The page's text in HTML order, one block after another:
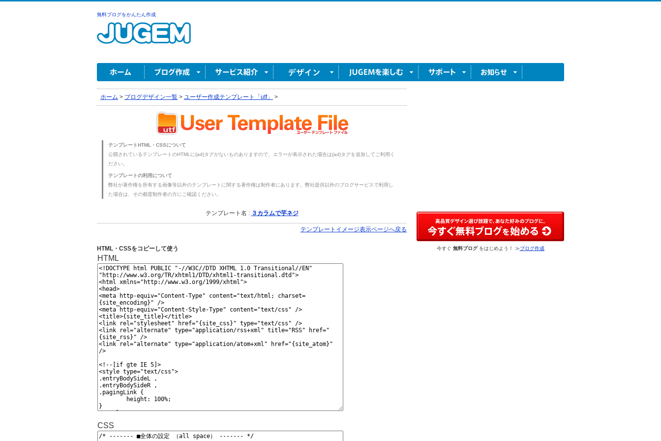
無料ブログをかんたん作成
ホーム > ブログデザイン一覧 > ユーザー作成テンプレート「utf」 >
テンプレートHTML・CSSについて
公開されているテンプレートのHTMLに{ad}タグがないものありますので、エラーが表示された場合は{ad}タグを追加してご利用く
ださい。
テンプレートの利用について
弊社が著作権を所有する画像等以外のテンプレートに関する著作権は制作者にあります。弊社提供以外のブログサービスで利用し
た場合は、その都度制作者の方にご確認ください。
テンプレート名 : ３カラムで芋ネジ
テンプレートイメージ表示ページへ戻る
HTML・CSSをコピーして使う
HTML
CSS
今すぐ 無料ブログをはじめよう！ ≫ブログ作成